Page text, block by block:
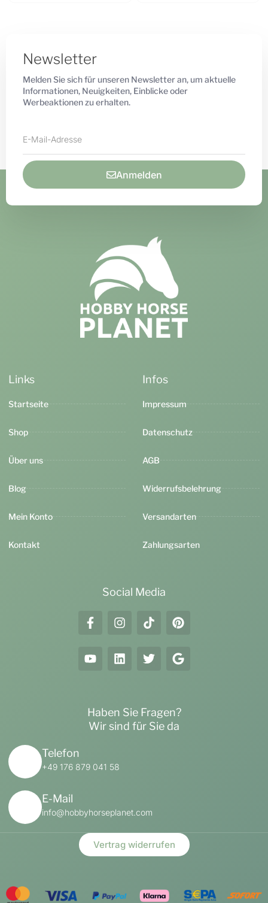
Newsletter
Melden Sie sich für unseren Newsletter an, um aktuelle
Informationen, Neuigkeiten, Einblicke oder
Werbeaktionen zu erhalten.
Anmelden
Links
Startseite
Shop
Über uns
Blog
Mein Konto
Kontakt
Infos
Impressum
Datenschutz
AGB
Widerrufsbelehrung
Versandarten
Zahlungsarten
Social Media
Haben Sie Fragen?
Wir sind für Sie da
Telefon
+49 176 879 041 58
E-Mail
info@hobbyhorseplanet.com
Vertrag widerrufen